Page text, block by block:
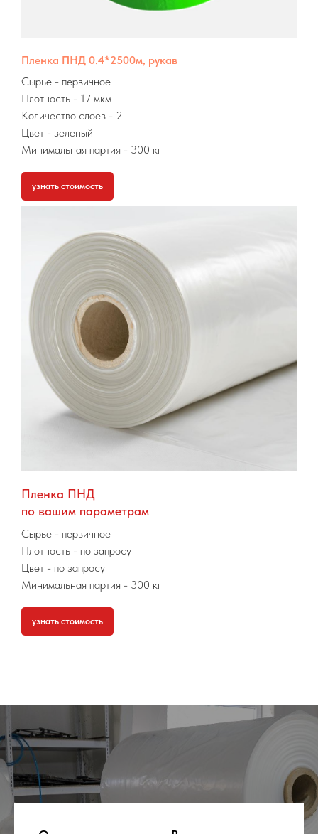
Пленка ПНД 0.4*2500м, рукав
Сырье - первичное
Плотность - 17 мкм
Количество слоев - 2
Цвет - зеленый
Минимальная партия - 300 кг
узнать стоимость
Пленка ПНД
по вашим параметрам
Сырье - первичное
Плотность - по запросу
Цвет - по запросу
Минимальная партия - 300 кг
узнать стоимость